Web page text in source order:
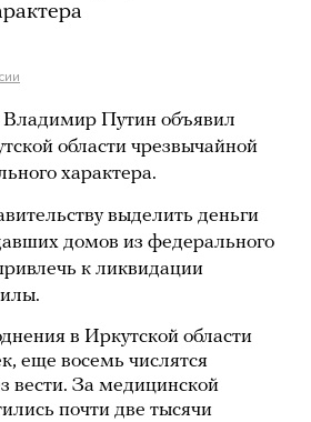
Владимир Путин объявил
области чрезвычайной
характера.
выделить деньги
домов из федерального
к ликвидации
в Иркутской области
еще восемь числятся
вести. За медицинской
почти две тысячи